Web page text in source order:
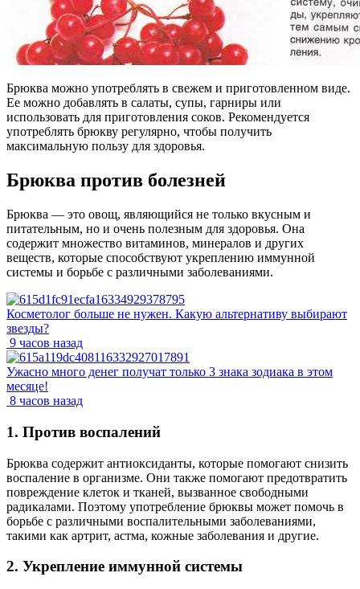
Брюква можно употреблять в свежем и приготовленном виде.
Ее можно добавлять в салаты, супы, гарниры или
использовать для приготовления соков. Рекомендуется
употреблять брюкву регулярно, чтобы получить
максимальную пользу для здоровья.
Брюква против болезней
Брюква — это овощ, являющийся не только вкусным и
питательным, но и очень полезным для здоровья. Она
содержит множество витаминов, минералов и других
веществ, которые способствуют укреплению иммунной
системы и борьбе с различными заболеваниями.
Косметолог больше не нужен. Какую альтернативу выбирают
звезды?
9 часов назад
Ужасно много денег получат только 3 знака зодиака в этом
месяце!
8 часов назад
1. Против воспалений
Брюква содержит антиоксиданты, которые помогают снизить
воспаление в организме. Они также помогают предотвратить
повреждение клеток и тканей, вызванное свободными
радикалами. Поэтому употребление брюквы может помочь в
борьбе с различными воспалительными заболеваниями,
такими как артрит, астма, кожные заболевания и другие.
2. Укрепление иммунной системы